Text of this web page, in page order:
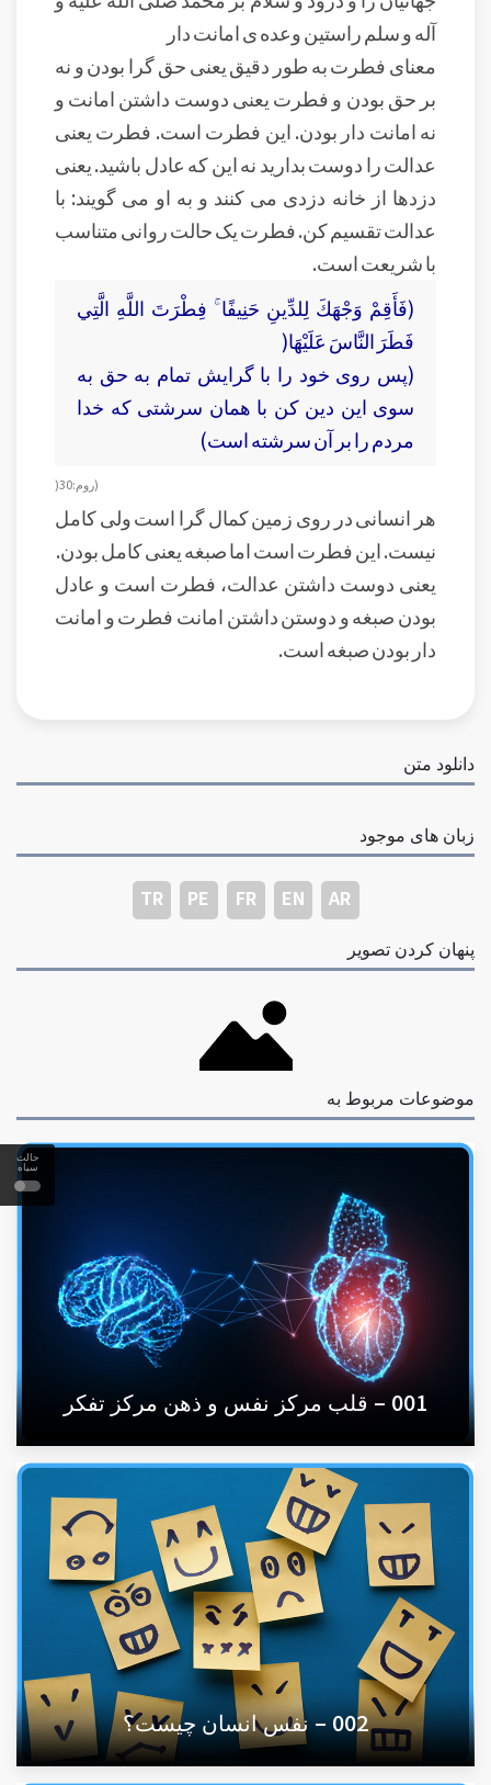
حالت
سیاه
آله و سلم راستین وعده ی امانت دار
معنای فطرت به طور دقیق یعنی حق گرا بودن و نه
بر حق بودن و فطرت یعنی دوست داشتن امانت و
نه امانت دار بودن. این فطرت است. فطرت یعنی
عدالت را دوست بدارید نه این که عادل باشید. یعنی
دزدها از خانه دزدی می کنند و به او می گویند: با
عدالت تقسیم کن. فطرت یک حالت روانی متناسب
با شریعت است.
(فَأَقِمْ وَجْهَكَ لِلدِّينِ حَنِيفًا ۚ فِطْرَتَ اللَّهِ الَّتِي
فَطَرَ النَّاسَ عَلَيْهَا(
(پس روى خود را با گرايش تمام به حق به
سوى اين دين كن با همان سرشتى كه خدا
مردم را بر آن سرشته است)
(روم:30(
هر انسانی در روی زمین کمال گرا است ولی کامل
نیست. این فطرت است اما صبغه یعنی کامل بودن.
یعنی دوست داشتن عدالت، فطرت است و عادل
بودن صبغه و دوستن داشتن امانت فطرت و امانت
دار بودن صبغه است.
دانلود متن
زبان های موجود
AR
EN
FR
PE
TR
پنهان کردن تصویر
موضوعات مربوط به
001 – قلب مرکز نفس و ذهن مرکز تفکر
002 – نفس انسان چیست؟